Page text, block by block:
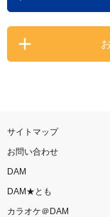
サイトマップ
お問い合わせ
DAM
DAM★とも
カラオケ＠DAM